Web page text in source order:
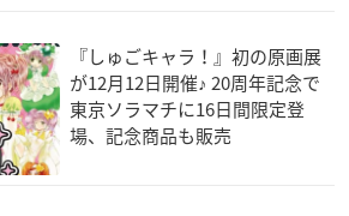
『しゅごキャラ！』初の原画展
が12月12日開催♪ 20周年記念で
東京ソラマチに16日間限定登
場、記念商品も販売